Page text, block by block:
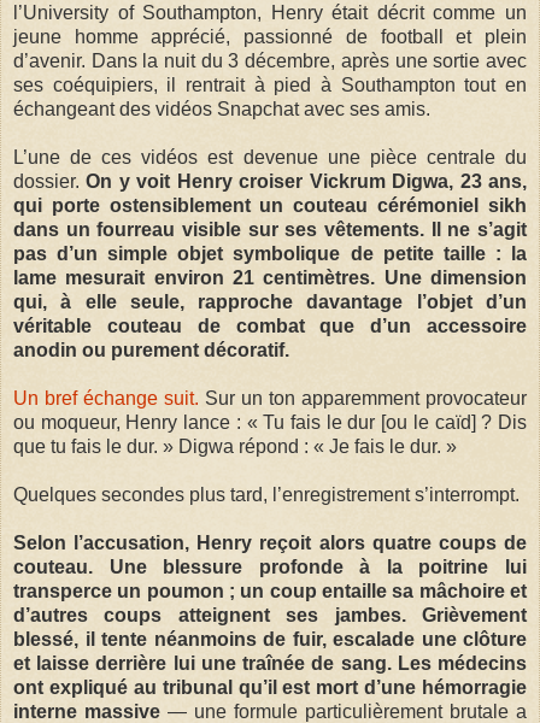
l’University of Southampton, Henry était décrit comme un
jeune homme apprécié, passionné de football et plein
d’avenir. Dans la nuit du 3 décembre, après une sortie avec
ses coéquipiers, il rentrait à pied à Southampton tout en
échangeant des vidéos Snapchat avec ses amis.
L’une de ces vidéos est devenue une pièce centrale du
dossier.On y voit Henry croiser Vickrum Digwa, 23 ans,
qui porte ostensiblement un couteau cérémoniel sikh
dans un fourreau visible sur ses vêtements. Il ne s’agit
pas d’un simple objet symbolique de petite taille : la
lame mesurait environ 21 centimètres. Une dimension
qui, à elle seule, rapproche davantage l’objet d’un
véritable couteau de combat que d’un accessoire
anodin ou purement décoratif.
Un bref échange suit. Sur un ton apparemment provocateur
ou moqueur, Henry lance : « Tu fais le dur [ou le caïd] ? Dis
que tu fais le dur. » Digwa répond : « Je fais le dur. »
Quelques secondes plus tard, l’enregistrement s’interrompt.
Selon l’accusation, Henry reçoit alors quatre coups de
couteau. Une blessure profonde à la poitrine lui
transperce un poumon ; un coup entaille sa mâchoire et
d’autres coups atteignent ses jambes. Grièvement
blessé, il tente néanmoins de fuir, escalade une clôture
et laisse derrière lui une traînée de sang. Les médecins
ont expliqué au tribunal qu’il est mort d’une hémorragie
interne massive — une formule particulièrement brutale a